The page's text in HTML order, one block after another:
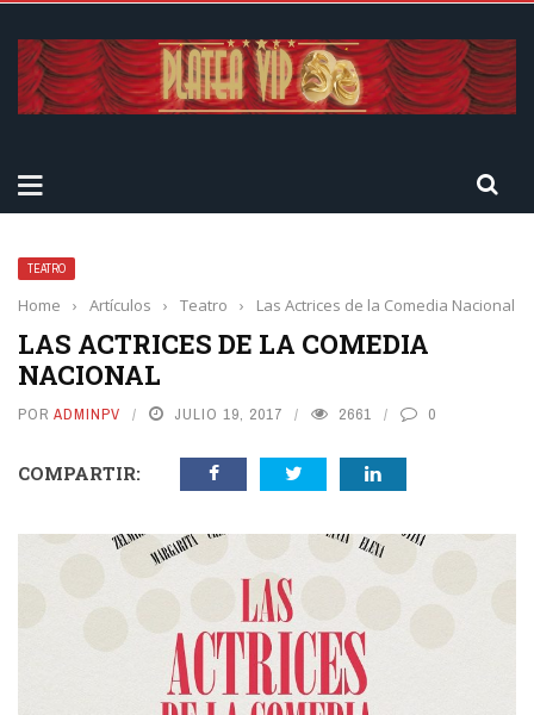
TEATRO
Home › Artículos › Teatro › Las Actrices de la Comedia Nacional
LAS ACTRICES DE LA COMEDIA
NACIONAL
POR ADMINPV JULIO 19, 2017 2661 0
COMPARTIR: